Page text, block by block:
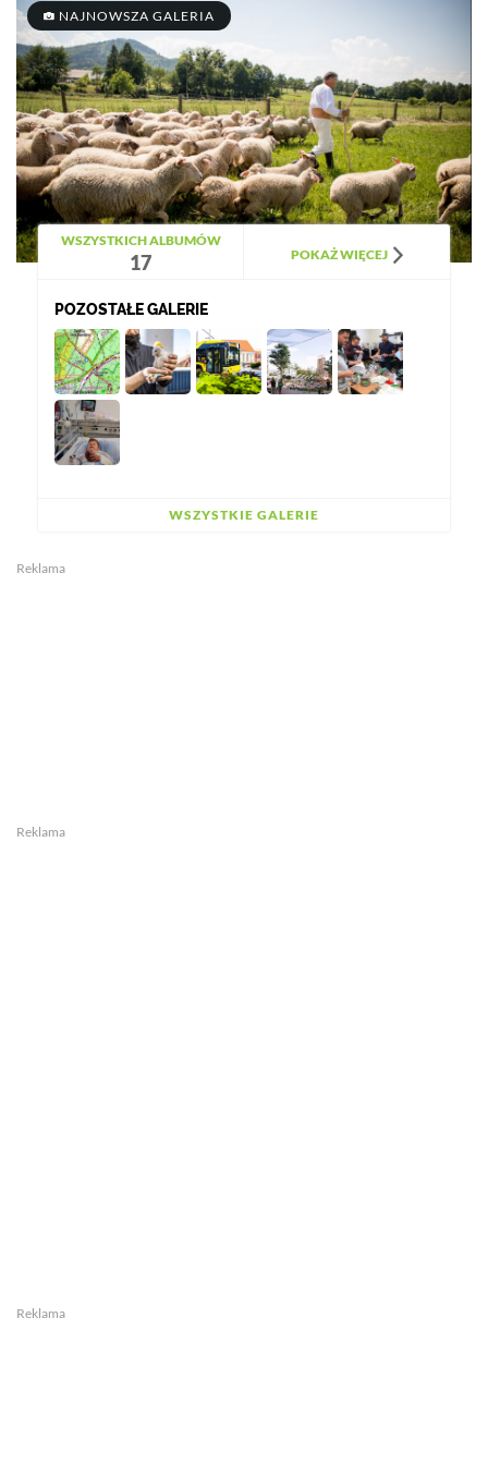
NAJNOWSZA GALERIA
WSZYSTKICH ALBUMÓW
17 POKAŻ WIĘCEJ
POZOSTAŁE GALERIE
WSZYSTKIE GALERIE
Reklama
Reklama
Reklama